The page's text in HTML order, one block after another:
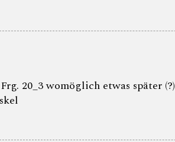
20_3 womöglich etwas später (?)